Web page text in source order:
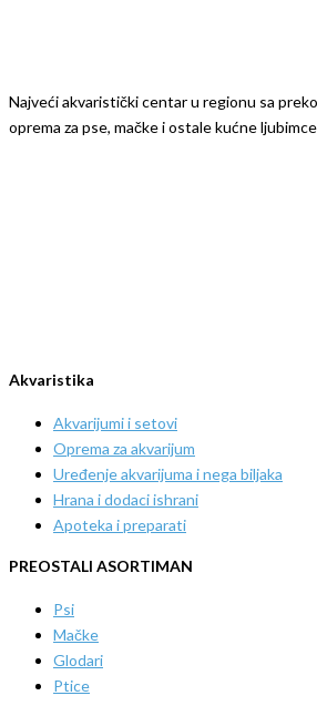
Najveći akvaristički centar u regionu sa
oprema za pse, mačke i ostale kućne
Akvaristika
Akvarijumi i setovi
Oprema za akvarijum
Uređenje akvarijuma i nega biljaka
Hrana i dodaci ishrani
Apoteka i preparati
PREOSTALI ASORTIMAN
Psi
Mačke
Glodari
Ptice